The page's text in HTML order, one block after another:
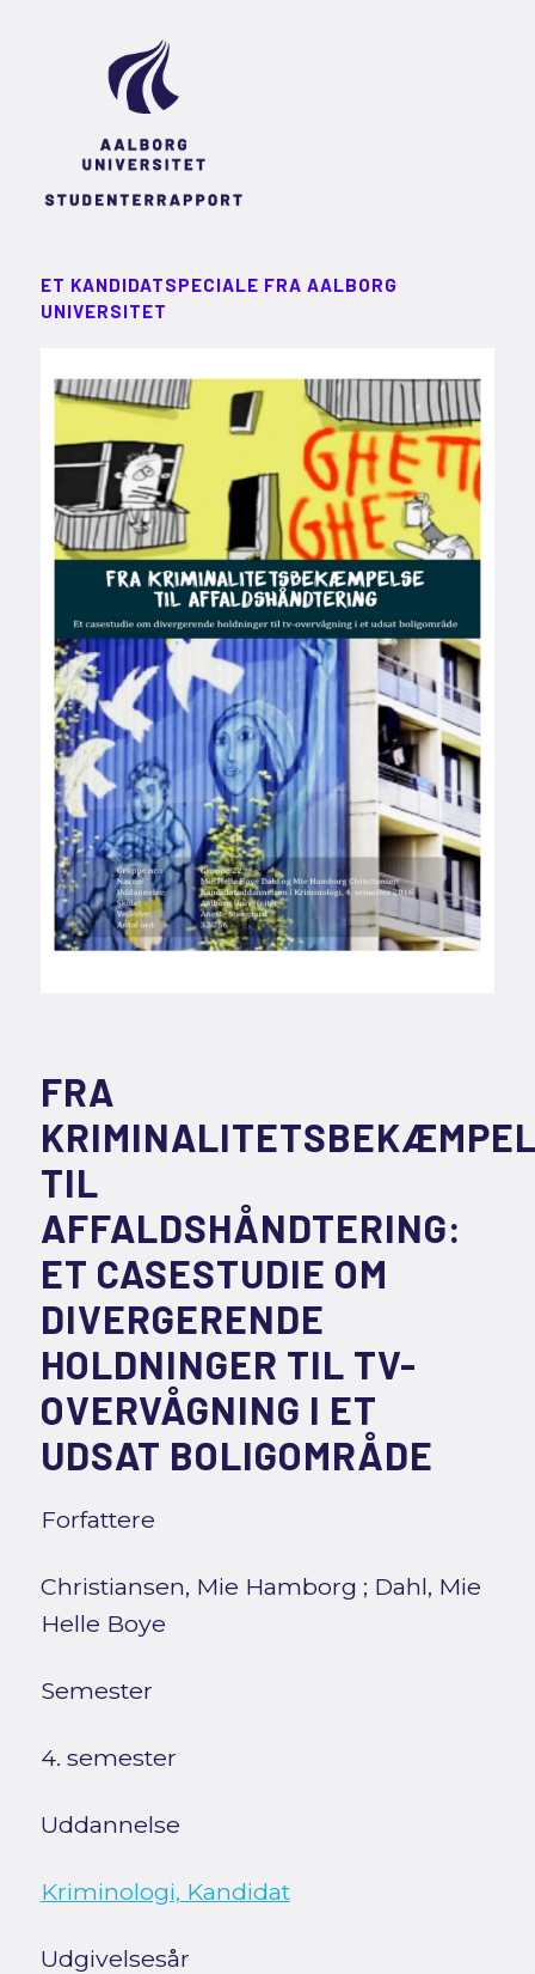
ET KANDIDATSPECIALE FRA AALBORG
UNIVERSITET
FRA
TIL
AFFALDSHÅNDTERING:
ET CASESTUDIE OM
DIVERGERENDE
HOLDNINGER TIL TV-
OVERVÅGNING I ET
UDSAT BOLIGOMRÅDE
Forfattere
Christiansen, Mie Hamborg ; Dahl, Mie
Helle Boye
Semester
4. semester
Uddannelse
Kriminologi, Kandidat
Udgivelsesår